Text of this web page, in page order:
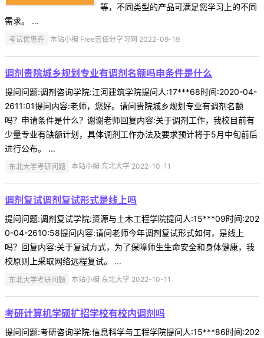
等，不同类型的产品可满足您学习上的不同
需求。 ...
考试优惠券 本站小编 Free壹佰分学习网 2022-09-19
调剂贵院城乡规划专业有调剂名额吗申条件是什么
提问问题:调剂咨询学院:江河建筑学院提问人:17***68时间:2020-04-
2611:01提问内容:老师，您好。请问贵院城乡规划专业有调剂名额
吗？申请条件是什么？谢谢老师回复内容:关于调剂工作，我校目前有
少量专业有缺额计划，具体调剂工作办法及要求预计将于5月中旬前后
进行公布。 ...
东北大学考研问题 本站小编 东北大学 2022-10-11
调剂复试调剂复试形式是线上吗
提问问题:调剂复试学院:资源与土木工程学院提问人:15***09时间:202
0-04-2610:58提问内容:请问老师今年调剂复试形式如何，是线上
吗？回复内容:关于复试方式，为了保障师生生命安全和身体健康，我
校原则上采取网络远程复试。 ...
东北大学考研问题 本站小编 东北大学 2022-10-11
考研计算机学硕扩招学校有校内调剂吗
提问问题:考研咨询学院:信息科学与工程学院提问人:15***86时间:202